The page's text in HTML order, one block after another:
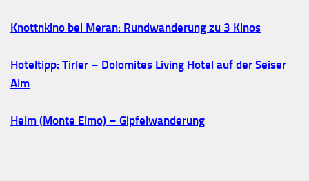
Knottnkino bei Meran: Rundwanderung zu 3 Kinos
Hoteltipp: Tirler – Dolomites Living Hotel auf der Seiser
Alm
Helm (Monte Elmo) – Gipfelwanderung